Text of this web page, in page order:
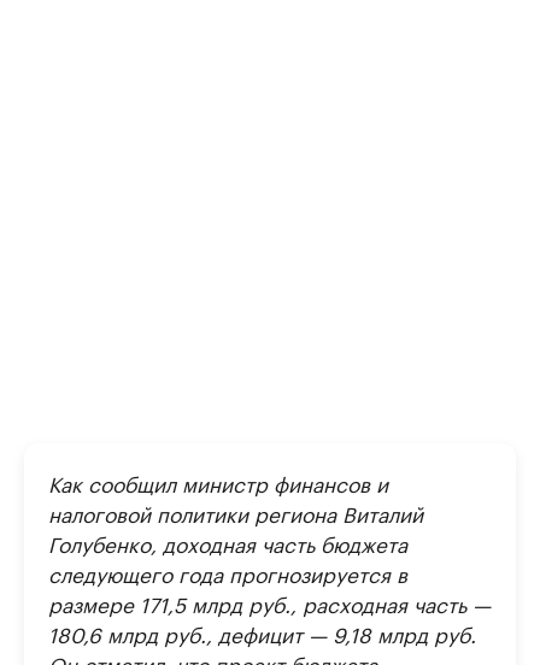
Как сообщил министр финансов и
налоговой политики региона Виталий
Голубенко, доходная часть бюджета
следующего года прогнозируется в
размере 171,5 млрд руб., расходная часть —
180,6 млрд руб., дефицит — 9,18 млрд руб.